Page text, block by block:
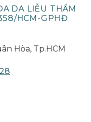
DA LIỄU THẨM
HCM-GPHĐ
Hòa, Tp.HCM